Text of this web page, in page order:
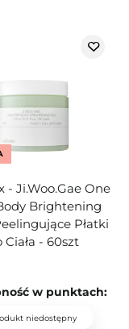
- Ji.Woo.Gae One
Brightening
Płatki
Ciała - 60szt
w punktach:
niedostępny